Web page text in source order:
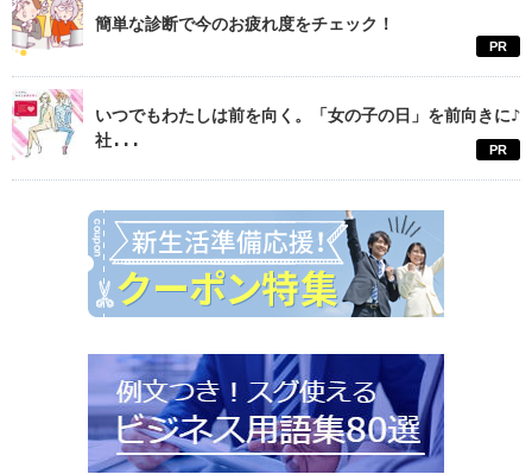
簡単な診断で今のお疲れ度をチェック！
PR
いつでもわたしは前を向く。「女の子の日」を前向きに♪
社...
PR